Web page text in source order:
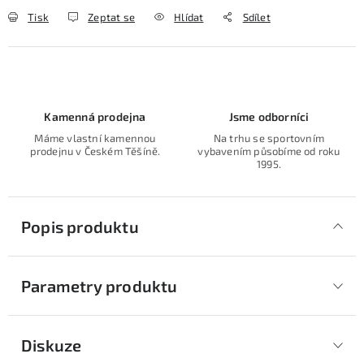
Tisk Zeptat se Hlídat Sdílet
Kamenná prodejna
Máme vlastní kamennou
prodejnu v Českém Těšíně.
Jsme odborníci
Na trhu se sportovním
vybavením působíme od roku
1995.
Popis produktu
Parametry produktu
Diskuze